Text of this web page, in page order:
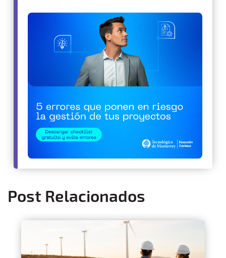
Post Relacionados